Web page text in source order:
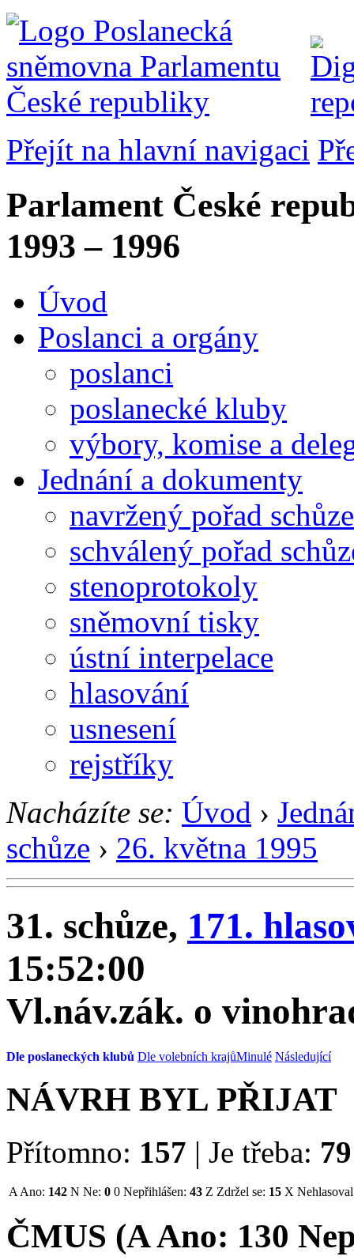
Přejít na hlavní navigaci
Parlament České
1993 – 1996
Úvod
Poslanci a orgány
poslanci
poslanecké kluby
výbory, komise a
Jednání a dokumenty
navržený pořad schůze
schválený pořad
stenoprotokoly
sněmovní tisky
ústní interpelace
hlasování
usnesení
rejstříky
Nacházíte se: Úvod ›
schůze › 26. května 1995
31. schůze, 171.
15:52:00
Vl.náv.zák. o
Dle poslaneckých klubů Dle volebních krajůMinulé Následující
NÁVRH BYL PŘIJAT
Přítomno: 157 | Je třeba: 79
A Ano: 142 N Ne: 0 0 Nepřihlášen: 43 Z Zdržel se: 15 X Nehlasoval
ČMUS (AAno: 130